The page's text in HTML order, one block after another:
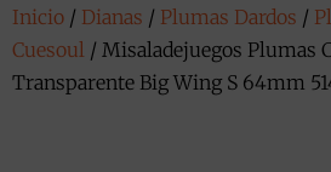
Inicio / Dianas / Plumas Dardos /
Cuesoul / Misaladejuegos Plumas
Transparente Big Wing S 64mm